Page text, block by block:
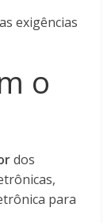
exigências
o
dos
para